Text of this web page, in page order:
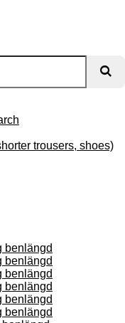
trousers, shoes)
benlängd
benlängd
benlängd
benlängd
benlängd
benlängd